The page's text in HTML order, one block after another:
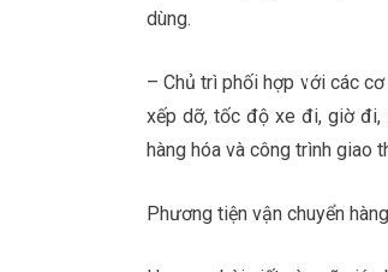
dùng.
– Chủ trì phối hợp với các
xếp dỡ, tốc độ xe đi, giờ đi,
hàng hóa và công trình giao
Phương tiện vận chuyển